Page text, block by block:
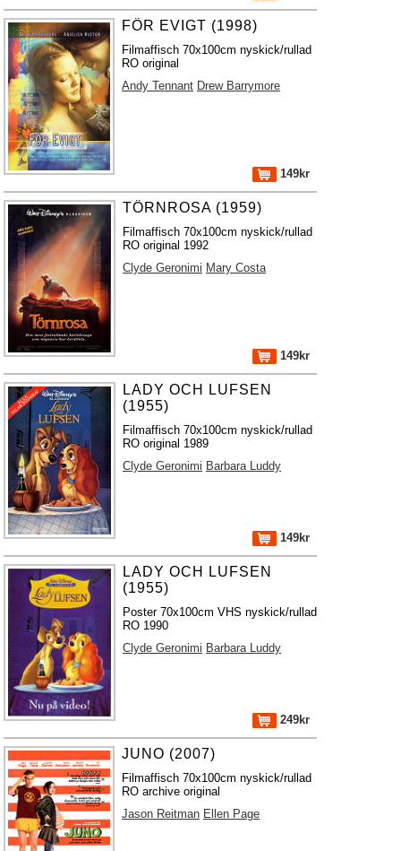
FÖR EVIGT (1998)
Filmaffisch 70x100cm nyskick/rullad
RO original
Andy Tennant Drew Barrymore
149kr
TÖRNROSA (1959)
Filmaffisch 70x100cm nyskick/rullad
RO original 1992
Clyde Geronimi Mary Costa
149kr
LADY OCH LUFSEN
(1955)
Filmaffisch 70x100cm nyskick/rullad
RO original 1989
Clyde Geronimi Barbara Luddy
149kr
LADY OCH LUFSEN
(1955)
Poster 70x100cm VHS nyskick/rullad
RO 1990
Clyde Geronimi Barbara Luddy
249kr
JUNO (2007)
Filmaffisch 70x100cm nyskick/rullad
RO archive original
Jason Reitman Ellen Page